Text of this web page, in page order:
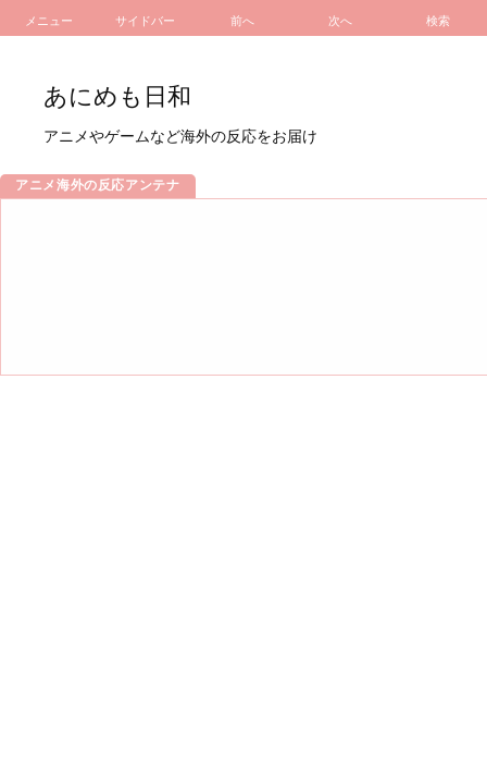
メニュー サイドバー 前へ 次へ 検索
あにめも日和
アニメやゲームなど海外の反応をお届け
アニメ海外の反応アンテナ